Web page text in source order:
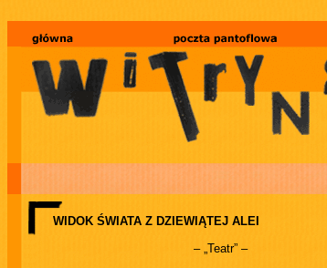
WIDOK ŚWIATA Z DZIEWIĄTEJ ALEI
– „Teatr” –